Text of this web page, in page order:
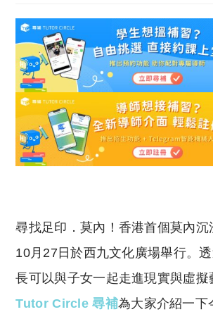
尋找足印．莫內！香港首個莫內沉
10月27日於西九文化廣場舉行。
長可以與子女一起走進現實與虛擬
Tutor Circle 尋補為大家介紹一下